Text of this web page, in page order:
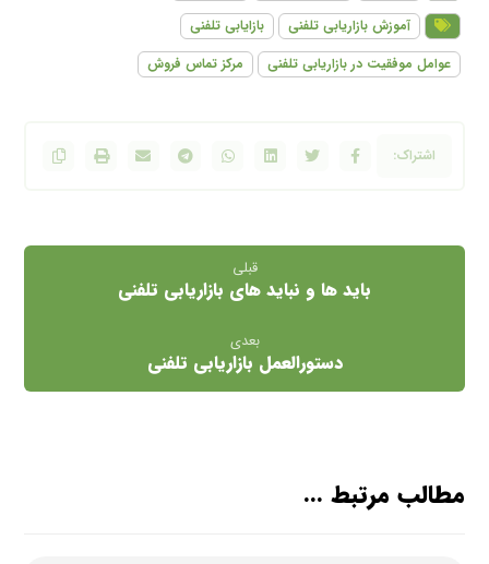
آموزش بازاریابی تلفنی
بازایابی تلفنی
عوامل موفقیت در بازاریابی تلفنی
مرکز تماس فروش
قبلی
باید ها و نباید های بازاریابی تلفنی
بعدی
دستورالعمل بازاریابی تلفنی
مطالب مرتبط ...